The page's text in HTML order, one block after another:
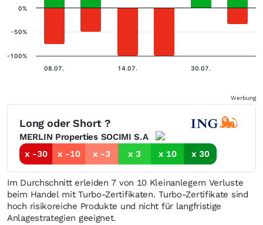
08.07. 14.07. 30.07.
-100%
-50%
0%
Werbung
Long oder Short ?
MERLIN Properties SOCIMI S.A
x -30
x -10 x -3 x 3 x 10 x 30
Im Durchschnitt erleiden 7 von 10 Kleinanlegern Verluste
beim Handel mit Turbo-Zertifikaten. Turbo-Zertifikate sind
hoch risikoreiche Produkte und nicht für langfristige
Anlagestrategien geeignet.